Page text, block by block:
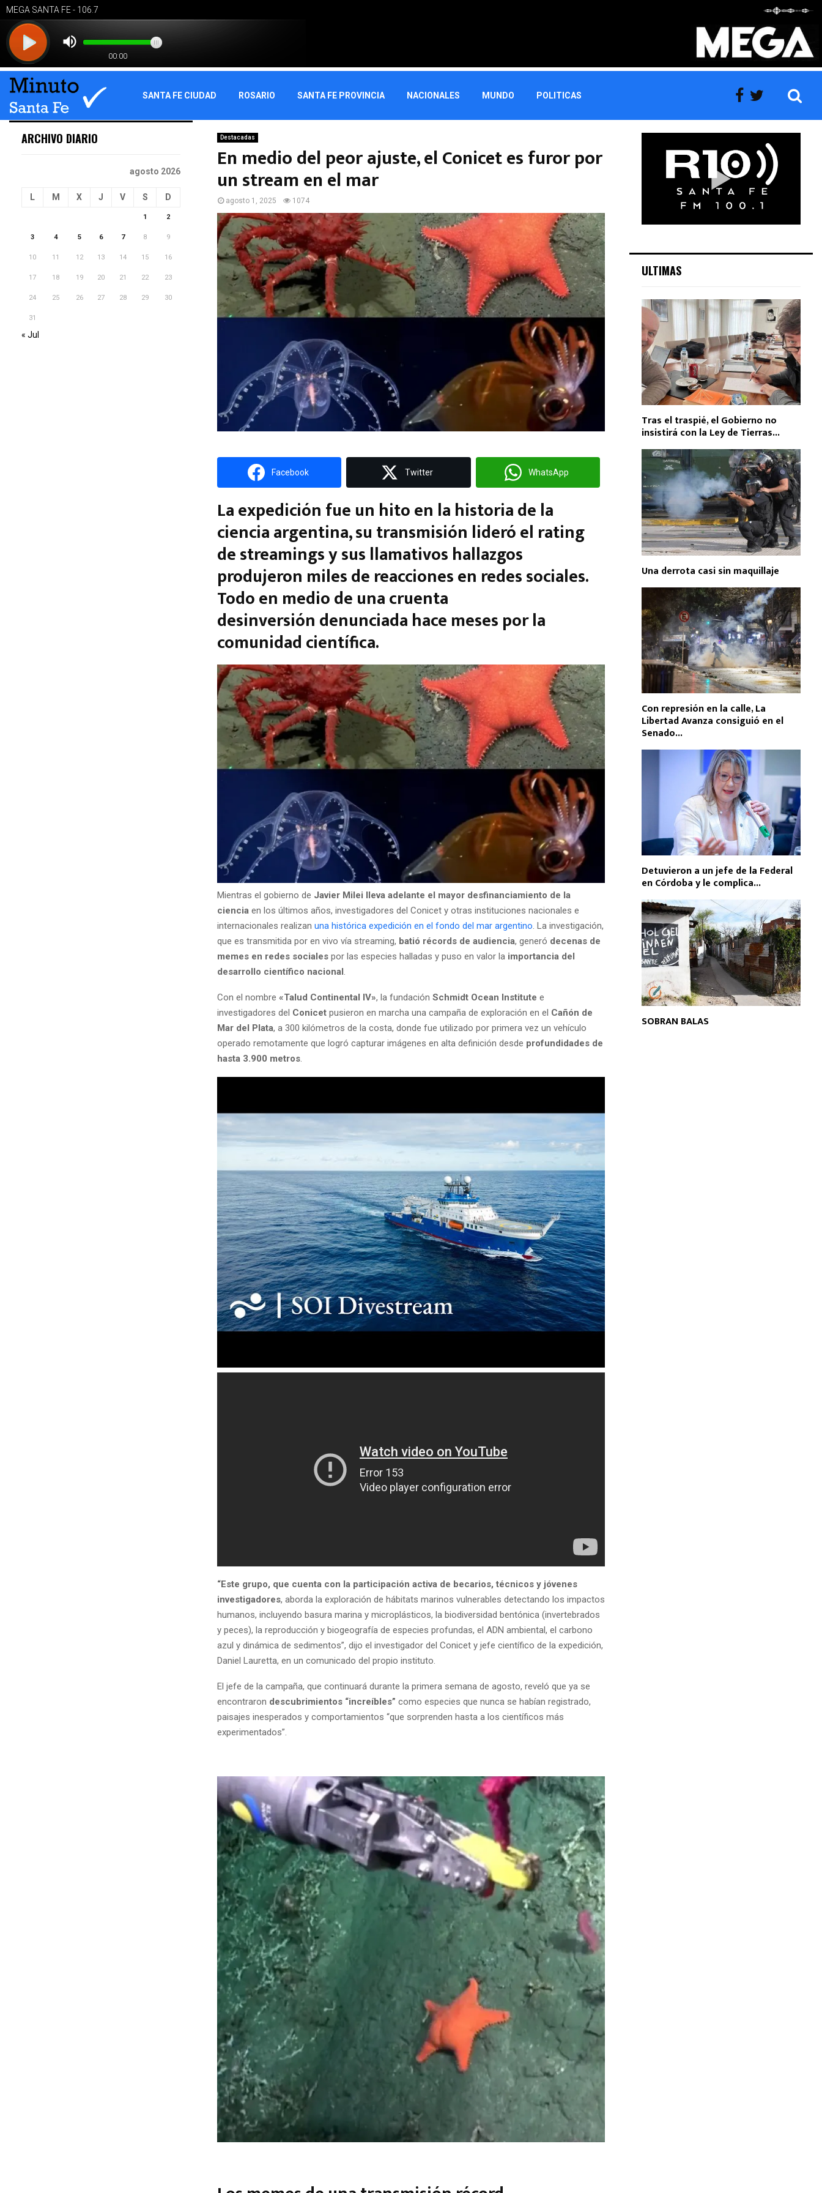
SANTA FE CIUDAD ROSARIO SANTA FE PROVINCIA NACIONALES MUNDO POLITICAS
Destacadas
En medio del peor ajuste, el Conicet es furor por
un stream en el mar
agosto 1, 2025 1074
Facebook Twitter WhatsApp
La expedición fue un hito en la historia de la
ciencia argentina, su transmisión lideró el rating
de streamings y sus llamativos hallazgos
produjeron miles de reacciones en redes sociales.
Todo en medio de una cruenta
desinversión denunciada hace meses por la
comunidad científica.
Mientras el gobierno de Javier Milei lleva adelante el mayor desfinanciamiento de la
ciencia en los últimos años, investigadores del Conicet y otras instituciones nacionales e
internacionales realizan una histórica expedición en el fondo del mar argentino. La investigación,
que es transmitida por en vivo vía streaming, batió récords de audiencia, generó decenas de
memes en redes sociales por las especies halladas y puso en valor la importancia del
desarrollo científico nacional.
Con el nombre «Talud Continental IV», la fundación Schmidt Ocean Institute e
investigadores del Conicet pusieron en marcha una campaña de exploración en el Cañón de
Mar del Plata, a 300 kilómetros de la costa, donde fue utilizado por primera vez un vehículo
operado remotamente que logró capturar imágenes en alta definición desde profundidades de
hasta 3.900 metros.
“Este grupo, que cuenta con la participación activa de becarios, técnicos y jóvenes
investigadores, aborda la exploración de hábitats marinos vulnerables detectando los impactos
humanos, incluyendo basura marina y microplásticos, la biodiversidad bentónica (invertebrados
y peces), la reproducción y biogeografía de especies profundas, el ADN ambiental, el carbono
azul y dinámica de sedimentos”, dijo el investigador del Conicet y jefe científico de la expedición,
Daniel Lauretta, en un comunicado del propio instituto.
El jefe de la campaña, que continuará durante la primera semana de agosto, reveló que ya se
encontraron descubrimientos “increíbles” como especies que nunca se habían registrado,
paisajes inesperados y comportamientos “que sorprenden hasta a los científicos más
experimentados”.
ARCHIVO DIARIO
agosto 2026
L M X J V S D
1 2
3 4 5 6 7 8 9
10 11 12 13 14 15 16
17 18 19 20 21 22 23
24 25 26 27 28 29 30
31
« Jul
ULTIMAS
Tras el traspié, el Gobierno no
insistirá con la Ley de Tierras...
Una derrota casi sin maquillaje
Con represión en la calle, La
Libertad Avanza consiguió en el
Senado...
Detuvieron a un jefe de la Federal
en Córdoba y le complica...
SOBRAN BALAS